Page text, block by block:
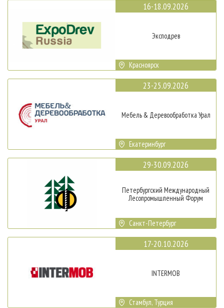
16-18.09.2026
Эксподрев
Красноярск
23-25.09.2026
Мебель & Деревообработка Урал
Екатеринбург
29-30.09.2026
Петербургский Международный
Лесопромышленный Форум
Санкт-Петербург
17-20.10.2026
INTERMOB
Стамбул, Турция